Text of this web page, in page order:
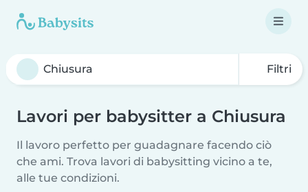
Filtri
Lavori per babysitter a Chiusura
Il lavoro perfetto per guadagnare facendo ciò
che ami. Trova lavori di babysitting vicino a te,
alle tue condizioni.